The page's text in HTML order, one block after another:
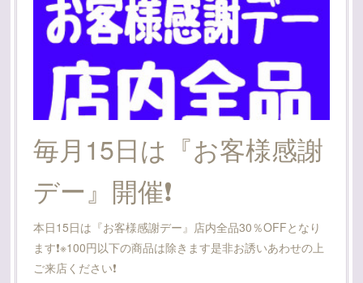
毎月15日は『お客様感謝
デー』開催❗
本日15日は『お客様感謝デー』店内全品30％OFFとなり
ます❗※100円以下の商品は除きます是非お誘いあわせの上
ご来店ください❗